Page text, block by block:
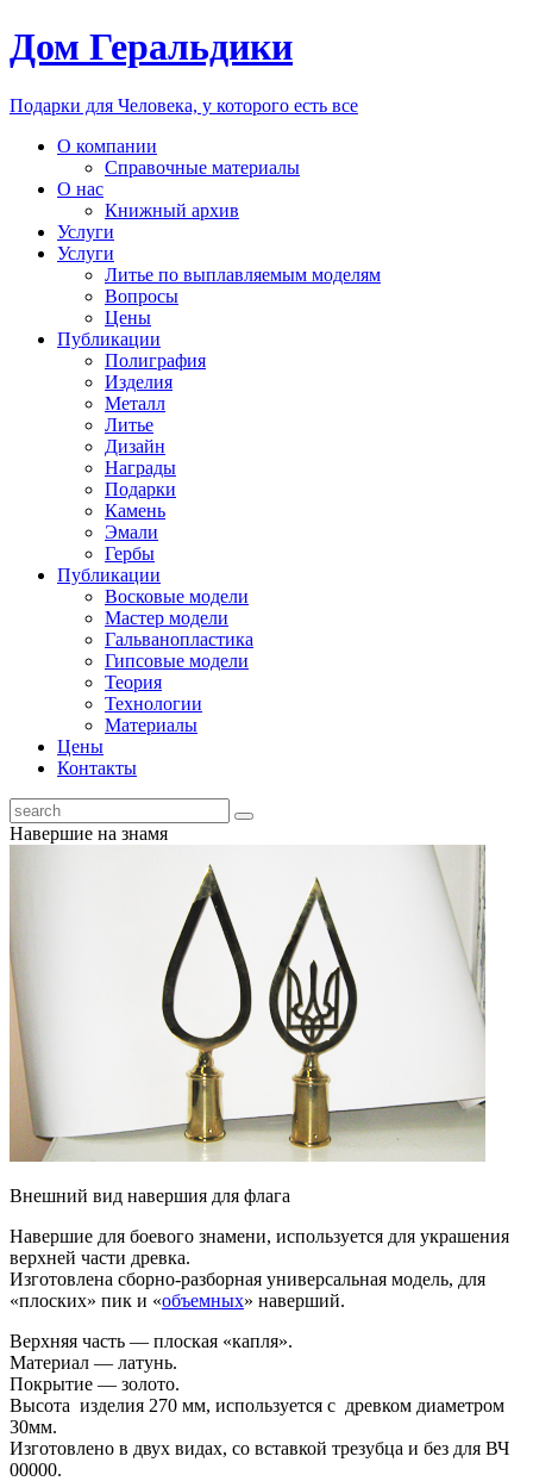
Дом Геральдики
Подарки для Человека, у которого есть все
О компании
Справочные материалы
О нас
Книжный архив
Услуги
Услуги
Литье по выплавляемым моделям
Вопросы
Цены
Публикации
Полиграфия
Изделия
Металл
Литье
Дизайн
Награды
Подарки
Камень
Эмали
Гербы
Публикации
Восковые модели
Мастер модели
Гальванопластика
Гипсовые модели
Теория
Технологии
Материалы
Цены
Контакты
Навершие на знамя
Внешний вид навершия для флага
Навершие для боевого знамени, используется для украшения
верхней части древка.
Изготовлена сборно-разборная универсальная модель, для
«плоских» пик и «объемных» наверший.
Верхняя часть — плоская «капля».
Материал — латунь.
Покрытие — золото.
Высота изделия 270 мм, используется с древком диаметром
30мм.
Изготовлено в двух видах, со вставкой трезубца и без для ВЧ
00000.